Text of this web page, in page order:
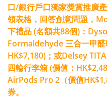
口/銀行戶口獨家獎賞推廣
領表格，回答創意問題，
下禮品 (名額共88個)：
Formaldehyde 三合一甲
HK$7,180)；或Delsey
四輪行李箱 (價值：
AirPods Pro 2（價值
券。